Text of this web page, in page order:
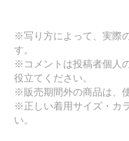
※写り方によって、実際
す。
※コメントは投稿者個人
役立てください。
※販売期間外の商品は、
※正しい着用サイズ・カ
い。